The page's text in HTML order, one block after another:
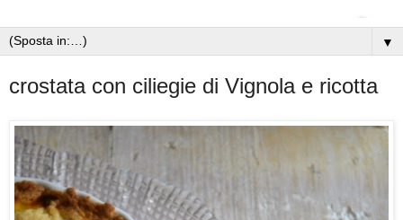
▼
crostata con ciliegie di Vignola e ricotta